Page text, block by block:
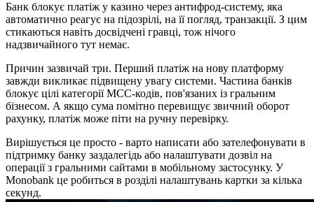
Банк блокує платіж у казино через антифрод-систему, яка
автоматично реагує на підозрілі, на її погляд, транзакції. З цим
стикаються навіть досвідчені гравці, тож нічого
надзвичайного тут немає.
Причин зазвичай три. Перший платіж на нову платформу
завжди викликає підвищену увагу системи. Частина банків
блокує цілі категорії MCC-кодів, пов'язаних із гральним
бізнесом. А якщо сума помітно перевищує звичний оборот
рахунку, платіж може піти на ручну перевірку.
Вирішується це просто - варто написати або зателефонувати в
підтримку банку заздалегідь або налаштувати дозвіл на
операції з гральними сайтами в мобільному застосунку. У
Monobank це робиться в розділі налаштувань картки за кілька
секунд.